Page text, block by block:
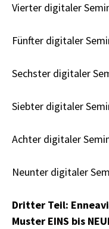
Vierter digitaler
Fünfter digitaler
Sechster digitaler
Siebter digitaler
Achter digitaler
Neunter digitaler
Dritter Teil:
Muster EINS bis